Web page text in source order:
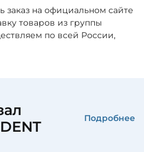
заказ на официальном сайте
товаров из группы
по всей России,
Подробнее